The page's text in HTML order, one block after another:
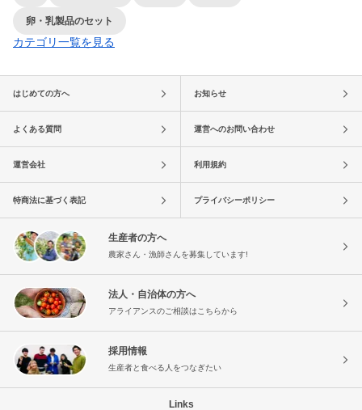
卵・乳製品のセット
カテゴリ一覧を見る
はじめての方へ お知らせ
よくある質問 運営へのお問い合わせ
運営会社 利用規約
特商法に基づく表記 プライバシーポリシー
生産者の方へ
農家さん・漁師さんを募集しています!
法人・自治体の方へ
アライアンスのご相談はこちらから
採用情報
生産者と食べる人をつなぎたい
Links